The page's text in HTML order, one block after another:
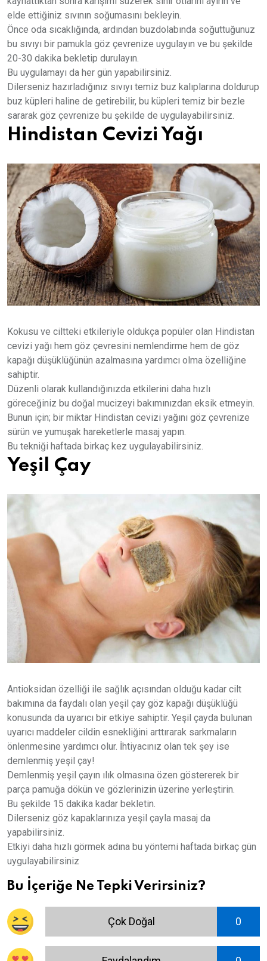
elde ettiğiniz sıvının soğumasını bekleyin.
Önce oda sıcaklığında, ardından buzdolabında soğuttuğunuz
bu sıvıyı bir pamukla göz çevrenize uygulayın ve bu şekilde
20-30 dakika bekletip durulayın.
Bu uygulamayı da her gün yapabilirsiniz.
Dilerseniz hazırladığınız sıvıyı temiz buz kalıplarına doldurup
buz küpleri haline de getirebilir, bu küpleri temiz bir bezle
sararak göz çevrenize bu şekilde de uygulayabilirsiniz.
Hindistan Cevizi Yağı
Kokusu ve ciltteki etkileriyle oldukça popüler olan Hindistan
cevizi yağı hem göz çevresini nemlendirme hem de göz
kapağı düşüklüğünün azalmasına yardımcı olma özelliğine
sahiptir.
Düzenli olarak kullandığınızda etkilerini daha hızlı
göreceğiniz bu doğal mucizeyi bakımınızdan eksik etmeyin.
Bunun için; bir miktar Hindistan cevizi yağını göz çevrenize
sürün ve yumuşak hareketlerle masaj yapın.
Bu tekniği haftada birkaç kez uygulayabilirsiniz.
Yeşil Çay
Antioksidan özelliği ile sağlık açısından olduğu kadar cilt
bakımına da faydalı olan yeşil çay göz kapağı düşüklüğü
konusunda da uyarıcı bir etkiye sahiptir. Yeşil çayda bulunan
uyarıcı maddeler cildin esnekliğini arttırarak sarkmaların
önlenmesine yardımcı olur. İhtiyacınız olan tek şey ise
demlenmiş yeşil çay!
Demlenmiş yeşil çayın ılık olmasına özen göstererek bir
parça pamuğa dökün ve gözlerinizin üzerine yerleştirin.
Bu şekilde 15 dakika kadar bekletin.
Dilerseniz göz kapaklarınıza yeşil çayla masaj da
yapabilirsiniz.
Etkiyi daha hızlı görmek adına bu yöntemi haftada birkaç gün
uygulayabilirsiniz
Bu İçeriğe Ne Tepki Verirsiniz?
Çok Doğal 0